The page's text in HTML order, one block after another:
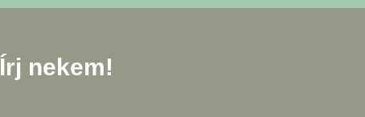
Írj nekem!